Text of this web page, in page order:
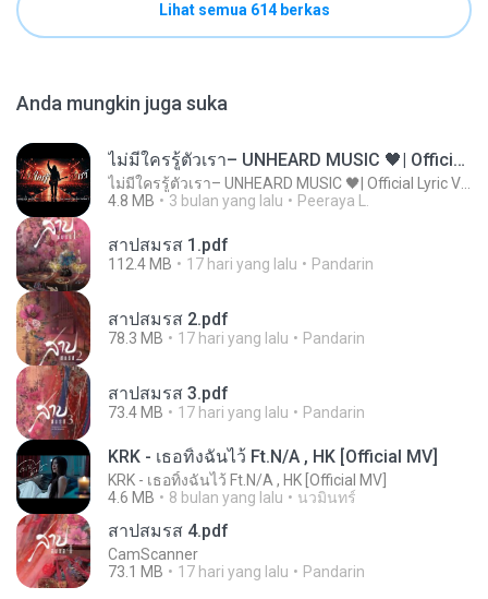
Lihat semua 614 berkas
Anda mungkin juga suka
ไม่มีใครรู้ตัวเรา– UNHEARD MUSIC 🖤| Official Lyric Video | เพลงสู้ชีวิต
4.8 MB
3 bulan yang lalu Peeraya L.
สาปสมรส 1.pdf
112.4 MB 17 hari yang lalu Pandarin
สาปสมรส 2.pdf
78.3 MB 17 hari yang lalu Pandarin
สาปสมรส 3.pdf
73.4 MB 17 hari yang lalu Pandarin
KRK - เธอทิ้งฉันไว้ Ft.N/A , HK [Official MV]
KRK - เธอทิ้งฉันไว้ Ft.N/A , HK [Official MV]
4.6 MB
8 bulan yang lalu นวมินทร์
สาปสมรส 4.pdf
CamScanner
73.1 MB
17 hari yang lalu Pandarin